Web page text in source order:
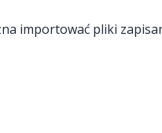
importować pliki